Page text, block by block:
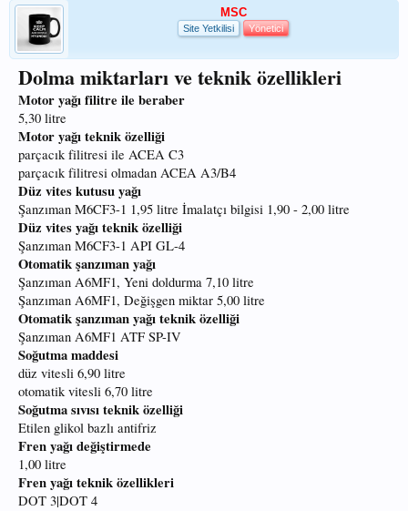
MSC
Site Yetkilisi Yönetici
Dolma miktarları ve teknik özellikleri
Motor yağı filitre ile beraber
5,30 litre
Motor yağı teknik özelliği
parçacık filitresi ile ACEA C3
parçacık filitresi olmadan ACEA A3/B4
Düz vites kutusu yağı
Şanzıman M6CF3-1 1,95 litre İmalatçı bilgisi 1,90 - 2,00 litre
Düz vites yağı teknik özelliği
Şanzıman M6CF3-1 API GL-4
Otomatik şanzıman yağı
Şanzıman A6MF1, Yeni doldurma 7,10 litre
Şanzıman A6MF1, Değişgen miktar 5,00 litre
Otomatik şanzıman yağı teknik özelliği
Şanzıman A6MF1 ATF SP-IV
Soğutma maddesi
düz vitesli 6,90 litre
otomatik vitesli 6,70 litre
Soğutma sıvısı teknik özelliği
Etilen glikol bazlı antifriz
Fren yağı değiştirmede
1,00 litre
Fren yağı teknik özellikleri
DOT 3|DOT 4